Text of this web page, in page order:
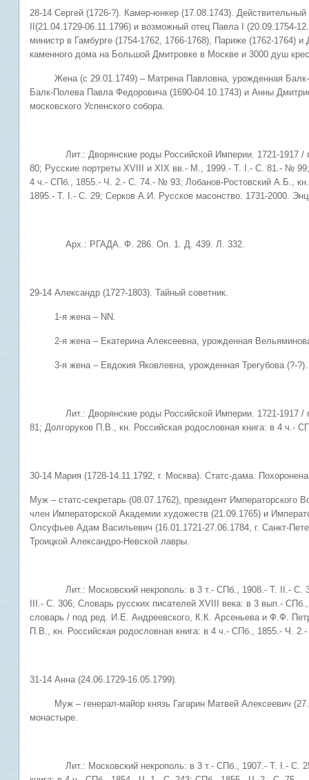
28-14 Сергей (1726-?). Камер-юнкер (17.08.1743).
II(21.04.1729-06.11.1796) и возможный отец Павла I (20.09.1754-
министр в Гамбурге (1754-1762, 1766-1768), Париже (1762-1764)
каменного дома на Большой Дмитровке в Москве и 3000 душ
Жена (с 29.01.1749) – Матрена Павловна, урожденная Балк-
Балк-Полева Павла Федоровича (1690-04.10.1743) и Анны
московского Успенского собора.
Лит.: Дворянские роды Российской Империи. 1721-1917 /
80; Русские портреты XVIII и XIX вв.- М., 1999.- Т. I.- С. 81.- №
4 ч.- СПб., 1855.- Ч. 2.- С. 74.- № 93; Лобанов-Ростовский А.Б.,
1895.- Т. I.- С. 29; Серков А.И. Русское масонство. 1731-2000.
Арх.: РГАДА. Ф. 286. Оп. 1. Д. 439. Л. 332.
29-14 Александр (172?-1803). Тайный советник.
1-я жена – NN.
2-я жена – Екатерина Алексеевна, урожденная
3-я жена – Евдокия Яковлевна, урожденная Трегубова (?-?).
Лит.: Дворянские роды Российской Империи. 1721-1917 /
81; Долгоруков П.В., кн. Российская родословная книга: в 4 ч.-
30-14 Мария (1728-14.11.1792, г. Москва). Статс-дама.
Муж – статс-секретарь (08.07.1762), президент Императорского
член Императорской Академии художеств (21.09.1765) и
Олсуфьев Адам Васильевич (16.01.1721-27.06.1784, г. Санкт-
Троицкой Александро-Невской лавры.
Лит.: Московский некрополь: в 3 т.- СПб., 1908.- Т. II.- С.
III.- С. 306; Словарь русских писателей XVIII века: в 3 вып.-
словарь / под ред. И.Е. Андреевского, К.К. Арсеньева и Ф.Ф.
П.В., кн. Российская родословная книга: в 4 ч.- СПб., 1855.- Ч.
31-14 Анна (24.06.1729-16.05.1799).
Муж – генерал-майор князь Гагарин Матвей Алексеевич
монастыре.
Лит.: Московский некрополь: в 3 т.- СПб., 1907.- Т. I.- С.